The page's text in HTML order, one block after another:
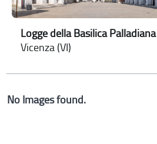
Logge della Basilica Palladiana
Vicenza (VI)
No Images found.